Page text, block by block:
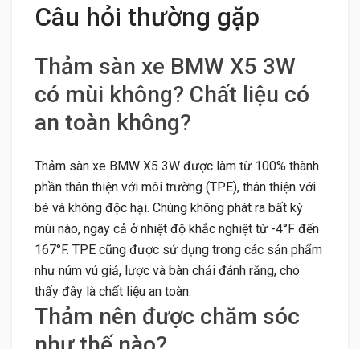
Câu hỏi thường gặp
Thảm sàn xe BMW X5 3W
có mùi không? Chất liệu có
an toàn không?
Thảm sàn xe BMW X5 3W được làm từ 100% thành
phần thân thiện với môi trường (TPE), thân thiện với
bé và không độc hại. Chúng không phát ra bất kỳ
mùi nào, ngay cả ở nhiệt độ khắc nghiệt từ -4°F đến
167°F. TPE cũng được sử dụng trong các sản phẩm
như núm vú giả, lược và bàn chải đánh răng, cho
thấy đây là chất liệu an toàn.
Thảm nên được chăm sóc